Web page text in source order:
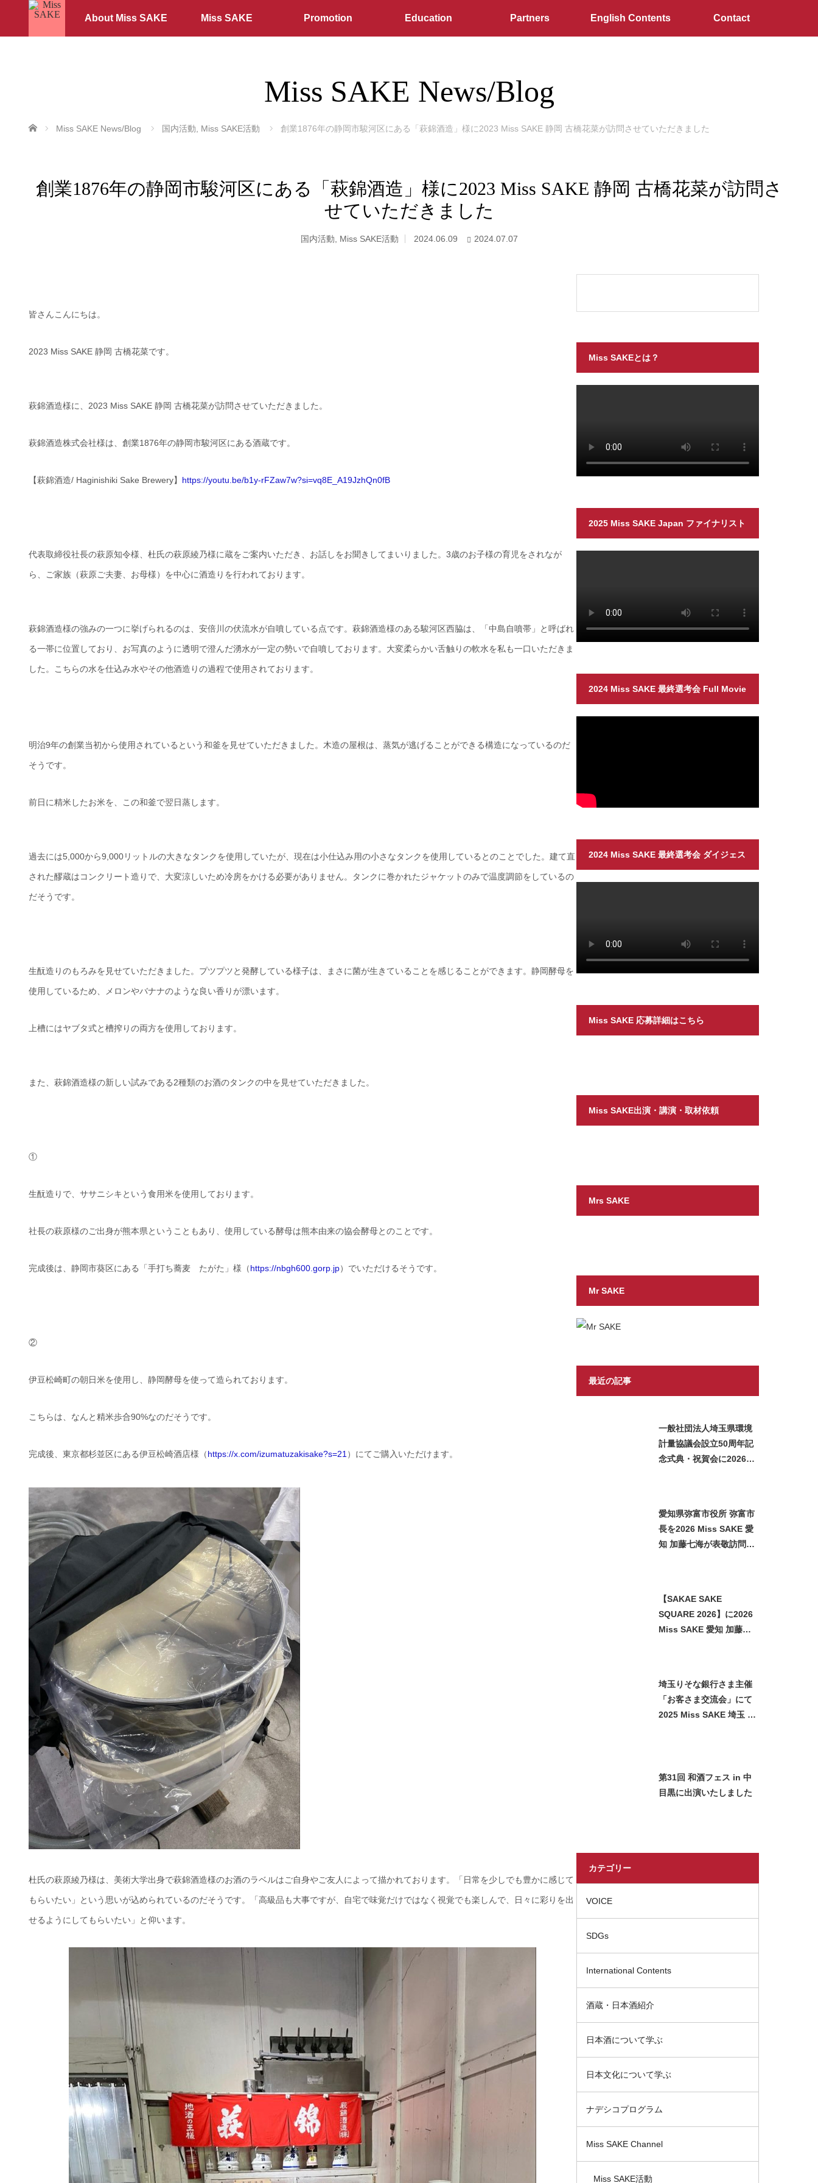
About Miss SAKE Miss SAKE Promotion Education Partners English Contents Contact
Miss SAKE News/Blog
ホーム Miss SAKE News/Blog 国内活動 Miss SAKE活動 創業1876年の静岡市駿河区にある「萩錦酒造」様に2023 Miss SAKE 静岡 古橋花菜が訪問させていただきました
創業1876年の静岡市駿河区にある「萩錦酒造」様に2023 Miss SAKE 静岡 古橋花菜が訪問さ
せていただきました
国内活動 Miss SAKE活動 2024.06.09 2024.07.07
皆さんこんにちは。
2023 Miss SAKE 静岡 古橋花菜です。
萩錦酒造様に、2023 Miss SAKE 静岡 古橋花菜が訪問させていただきました。
萩錦酒造株式会社様は、創業1876年の静岡市駿河区にある酒蔵です。
【萩錦酒造/ Haginishiki Sake Brewery】 https://youtu.be/b1y-rFZaw7w?si=vq8E_A19JzhQn0fB
代表取締役社長の萩原知令様、杜氏の萩原綾乃様に蔵をご案内いただき、お話しをお聞きしてまいりました。3歳のお子様の育児をされなが
ら、ご家族（萩原ご夫妻、お母様）を中心に酒造りを行われております。
萩錦酒造様の強みの一つに挙げられるのは、安倍川の伏流水が自噴している点です。萩錦酒造様のある駿河区西脇は、「中島自噴帯」と呼ばれ
る一帯に位置しており、お写真のように透明で澄んだ湧水が一定の勢いで自噴しております。大変柔らかい舌触りの軟水を私も一口いただきま
した。こちらの水を仕込み水やその他酒造りの過程で使用されております。
明治9年の創業当初から使用されているという和釜を見せていただきました。木造の屋根は、蒸気が逃げることができる構造になっているのだ
そうです。
前日に精米したお米を、この和釜で翌日蒸します。
過去には5,000から9,000リットルの大きなタンクを使用していたが、現在は小仕込み用の小さなタンクを使用しているとのことでした。建て直
された醪蔵はコンクリート造りで、大変涼しいため冷房をかける必要がありません。タンクに巻かれたジャケットのみで温度調節をしているの
だそうです。
生酛造りのもろみを見せていただきました。プツプツと発酵している様子は、まさに菌が生きていることを感じることができます。静岡酵母を
使用しているため、メロンやバナナのような良い香りが漂います。
上槽にはヤブタ式と槽搾りの両方を使用しております。
また、萩錦酒造様の新しい試みである2種類のお酒のタンクの中を見せていただきました。
①
生酛造りで、ササニシキという食用米を使用しております。
社長の萩原様のご出身が熊本県ということもあり、使用している酵母は熊本由来の協会酵母とのことです。
完成後は、静岡市葵区にある「手打ち蕎麦 たがた」様（https://nbgh600.gorp.jp）でいただけるそうです。
②
伊豆松崎町の朝日米を使用し、静岡酵母を使って造られております。
こちらは、なんと精米歩合90%なのだそうです。
完成後、東京都杉並区にある伊豆松崎酒店様（https://x.com/izumatuzakisake?s=21 ）にてご購入いただけます。
杜氏の萩原綾乃様は、美術大学出身で萩錦酒造様のお酒のラベルはご自身やご友人によって描かれております。「日常を少しでも豊かに感じて
もらいたい」という思いが込められているのだそうです。「高級品も大事ですが、自宅で味覚だけではなく視覚でも楽しんで、日々に彩りを出
せるようにしてもらいたい」と仰います。
Miss SAKEとは？
2025 Miss SAKE Japan ファイナリスト
2024 Miss SAKE 最終選考会 Full Movie
2024 Miss SAKE 最終選考会 ダイジェス
ト
Miss SAKE 応募詳細はこちら
Miss SAKE出演・講演・取材依頼
Mrs SAKE
Mr SAKE
最近の記事
一般社団法人埼玉県環境
計量協議会設立50周年記
念式典・祝賀会に2026
愛知県弥富市役所 弥富市
長を2026 Miss SAKE 愛
知 加藤七海が表敬訪問い
【SAKAE SAKE
SQUARE 2026】に2026
Miss SAKE 愛知 加藤七
埼玉りそな銀行さま主催
「お客さま交流会」にて
2025 Miss SAKE 埼玉 石
第31回 和酒フェス in 中
目黒に出演いたしました
カテゴリー
VOICE
SDGs
International Contents
酒蔵・日本酒紹介
日本酒について学ぶ
日本文化について学ぶ
ナデシコプログラム
Miss SAKE Channel
Miss SAKE活動